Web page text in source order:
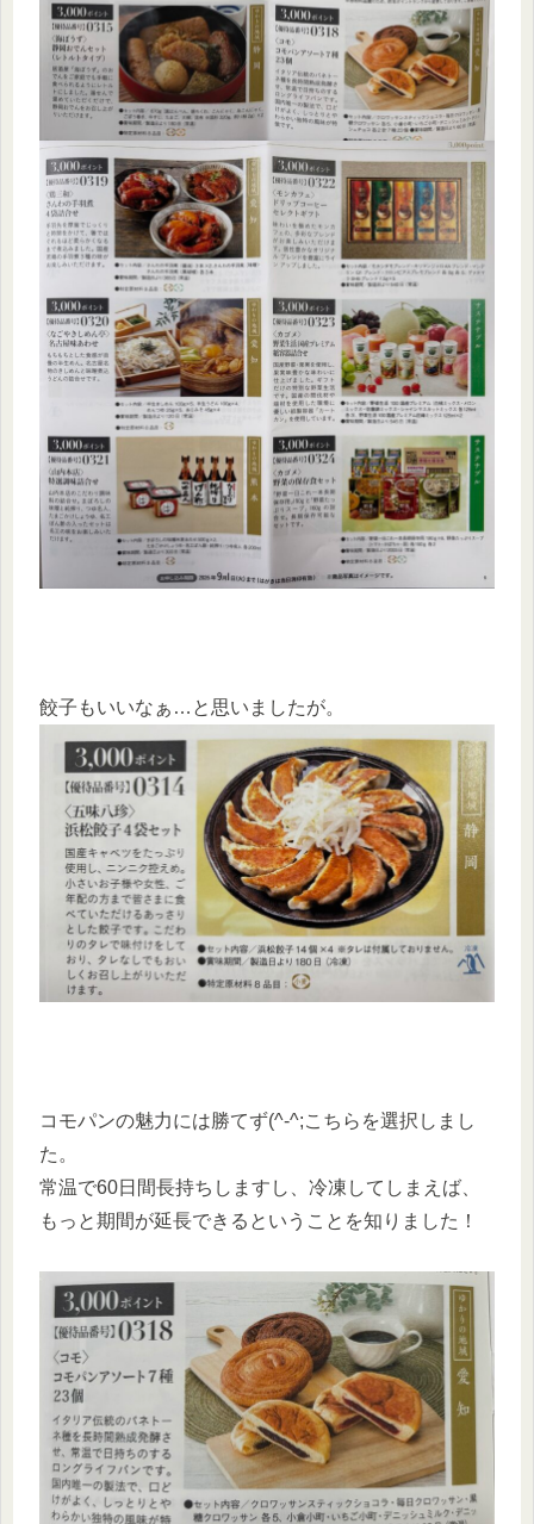
餃子もいいなぁ…と思いましたが。
コモパンの魅力には勝てず(^-^;こちらを選択しまし
た。
常温で60日間長持ちしますし、冷凍してしまえば、
もっと期間が延長できるということを知りました！